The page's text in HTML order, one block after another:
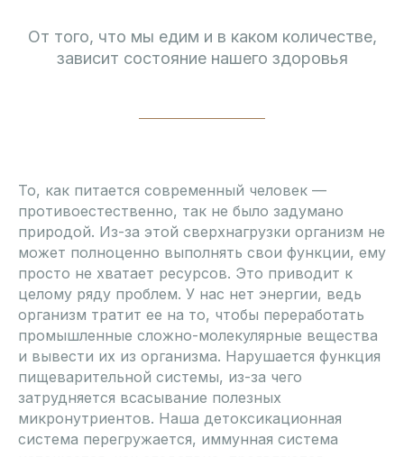
От того, что мы едим и в каком количестве,
зависит состояние нашего здоровья
То, как питается современный человек —
противоестественно, так не было задумано
природой. Из-за этой сверхнагрузки организм не
может полноценно выполнять свои функции, ему
просто не хватает ресурсов. Это приводит к
целому ряду проблем. У нас нет энергии, ведь
организм тратит ее на то, чтобы переработать
промышленные сложно-молекулярные вещества
и вывести их из организма. Нарушается функция
пищеварительной системы, из-за чего
затрудняется всасывание полезных
микронутриентов. Наша детоксикационная
система перегружается, иммунная система